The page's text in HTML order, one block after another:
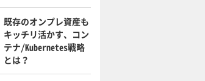
既存のオンプレ資産も
キッチリ活かす、コン
テナ/Kubernetes戦略
とは？